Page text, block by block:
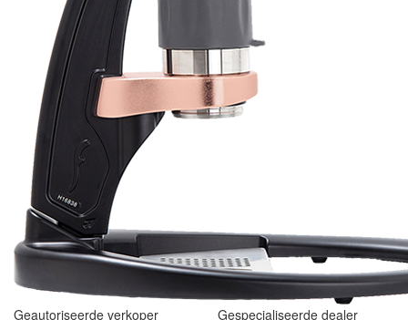
Geautoriseerde verkoper Gespecialiseerde dealer